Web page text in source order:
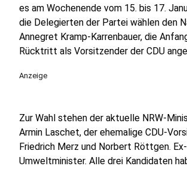
es am Wochenende vom 15. bis 17.
die Delegierten der Partei wählen den
Annegret Kramp-Karrenbauer, die
Rücktritt als Vorsitzender der CDU
Anzeige
Zur Wahl stehen der aktuelle NRW-
Armin Laschet, der ehemalige CDU-
Friedrich Merz und Norbert Röttgen. Ex-
Umweltminister. Alle drei Kandidaten